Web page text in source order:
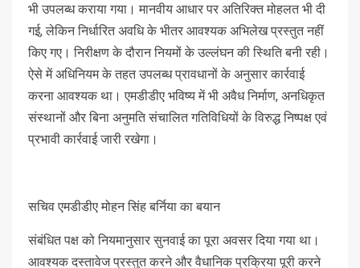
भी उपलब्ध कराया गया। मानवीय आधार पर अतिरिक्त मोहलत भी दी
गई, लेकिन निर्धारित अवधि के भीतर आवश्यक अभिलेख प्रस्तुत नहीं
किए गए। निरीक्षण के दौरान नियमों के उल्लंघन की स्थिति बनी रही।
ऐसे में अधिनियम के तहत उपलब्ध प्रावधानों के अनुसार कार्रवाई
करना आवश्यक था। एमडीडीए भविष्य में भी अवैध निर्माण, अनधिकृत
संस्थानों और बिना अनुमति संचालित गतिविधियों के विरुद्ध निष्पक्ष एवं
प्रभावी कार्रवाई जारी रखेगा।
सचिव एमडीडीए मोहन सिंह बर्निया का बयान
संबंधित पक्ष को नियमानुसार सुनवाई का पूरा अवसर दिया गया था।
आवश्यक दस्तावेज प्रस्तुत करने और वैधानिक प्रक्रिया पूरी करने